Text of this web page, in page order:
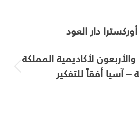
Previous
لأكاديمية المملكة
– آسيا أفقاً للتفكير
Next
album:
دار العود